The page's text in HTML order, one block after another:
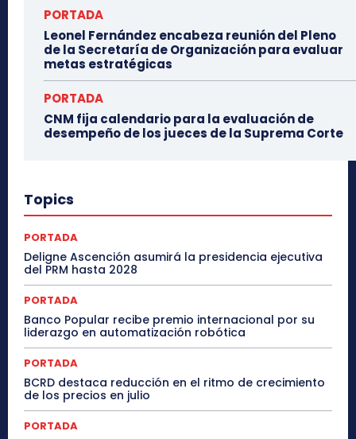
PORTADA
Leonel Fernández encabeza reunión del Pleno
de la Secretaría de Organización para evaluar
metas estratégicas
PORTADA
CNM fija calendario para la evaluación de
desempeño de los jueces de la Suprema Corte
Topics
PORTADA
Deligne Ascención asumirá la presidencia ejecutiva
del PRM hasta 2028
PORTADA
Banco Popular recibe premio internacional por su
liderazgo en automatización robótica
PORTADA
BCRD destaca reducción en el ritmo de crecimiento
de los precios en julio
PORTADA